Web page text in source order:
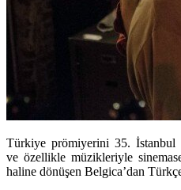
Türkiye prömiyerini 35. İstanbul
ve özellikle müzikleriyle
haline dönüşen Belgica’dan